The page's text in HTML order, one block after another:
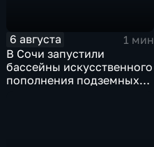
6 августа
1 мин
В Сочи запустили
бассейны искусственного
пополнения подземных